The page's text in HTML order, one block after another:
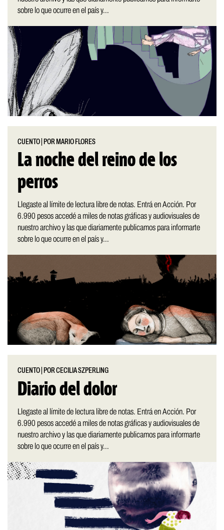
sobre lo que ocurre en el país y...
CUENTO POR MARIO FLORES
La noche del reino de los
perros
Llegaste al límite de lectura libre de notas. Entrá en Acción. Por
6.990 pesos accedé a miles de notas gráficas y audiovisuales de
nuestro archivo y las que diariamente publicamos para informarte
sobre lo que ocurre en el país y...
CUENTO POR CECILIA SZPERLING
Diario del dolor
Llegaste al límite de lectura libre de notas. Entrá en Acción. Por
6.990 pesos accedé a miles de notas gráficas y audiovisuales de
nuestro archivo y las que diariamente publicamos para informarte
sobre lo que ocurre en el país y...